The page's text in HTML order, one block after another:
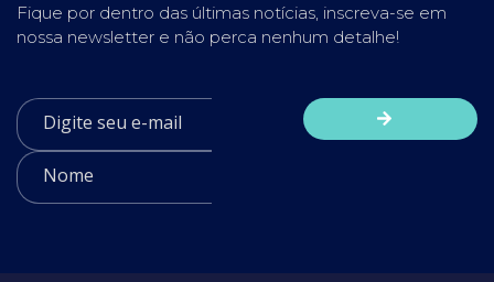
Fique por dentro das últimas notícias, inscreva-se em
nossa newsletter e não perca nenhum detalhe!